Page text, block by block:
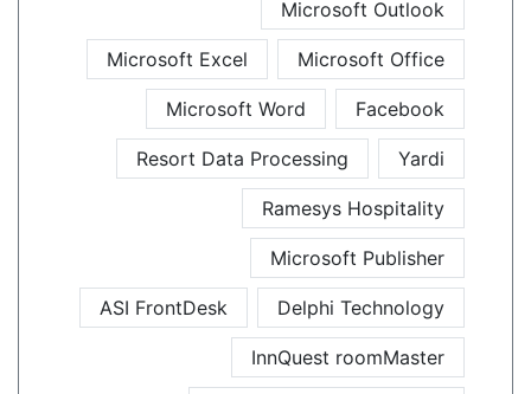
Microsoft Outlook
Microsoft Office
Microsoft Excel
Facebook
Microsoft Word
Yardi
Resort Data Processing
Ramesys Hospitality
Microsoft Publisher
Delphi Technology
ASI FrontDesk
InnQuest roomMaster